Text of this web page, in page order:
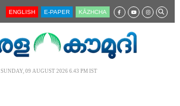
ENGLISH E-PAPER KĀZHCHA
SUNDAY, 09 AUGUST 2026 6.43 PM IST